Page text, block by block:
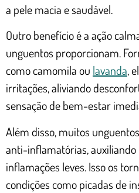
a pele macia e saudável.
Outro benefício é a ação
unguentos proporcionam.
como camomila ou lavanda,
irritações, aliviando
sensação de bem-estar
Além disso, muitos
anti-inflamatórias, auxiliando
inflamações leves. Isso os
condições como picadas de